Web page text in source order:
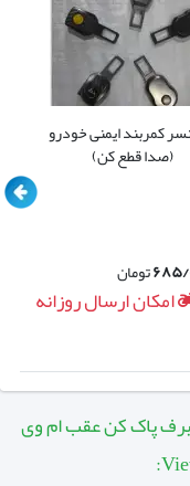
کمربند ایمنی خودرو
(صدا قطع کن)
۰۰۰تومان
امکان ارسال روزانه
برف پاک کن عقب ام وی